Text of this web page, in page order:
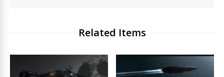
Related Items